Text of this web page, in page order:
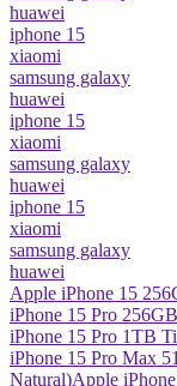
huawei
iphone 15
xiaomi
samsung galaxy
huawei
iphone 15
xiaomi
samsung galaxy
huawei
iphone 15
xiaomi
samsung galaxy
huawei
Apple iPhone 15
iPhone 15 Pro
iPhone 15 Pro 1TB
iPhone 15 Pro Max
Natural)Apple